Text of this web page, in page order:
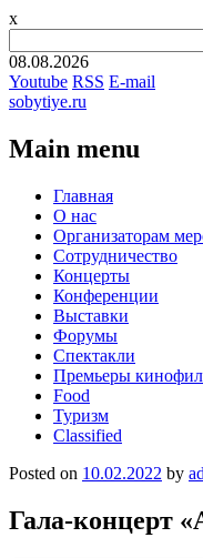
x
08.08.2026
Youtube RSS E-mail
sobytiye.ru
Main menu
Skip
content
Главная
О нас
Организаторам
Сотрудничество
Концерты
Конференции
Выставки
Форумы
Спектакли
Премьеры
Food
Туризм
Сlassified
Posted on 10.02.2022 by
Гала-концерт